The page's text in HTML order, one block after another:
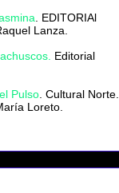
. EDITORIAl
Lanza.
Editorial
Pulso. Cultural Norte.
Loreto.